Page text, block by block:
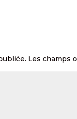
Les champs